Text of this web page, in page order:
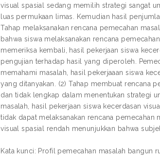
visual spasial sedang memilih strategi sangat
luas permukaan limas. Kemudian hasil
Tahap melaksanakan rencana pemecahan
bahwa siswa melaksanakan rencana
memeriksa kembali, hasil pekerjaan siswa
pengujian terhadap hasil yang diperoleh.
memahami masalah, hasil pekerjaaan siswa
yang ditanyakan. (2) Tahap membuat rencana
dan tidak lengkap dalam menentukan strategi
masalah, hasil pekerjaan siswa kecerdasan
tidak dapat melaksanakan rencana pemecahan
visual spasial rendah menunjukkan bahwa
Kata kunci: Profil pemecahan masalah bangun